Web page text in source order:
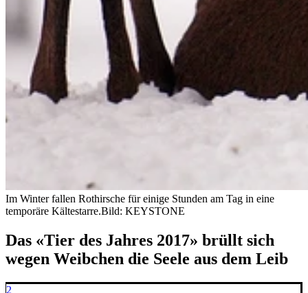
Im Winter fallen Rothirsche für einige Stunden am Tag in eine
temporäre Kältestarre.Bild: KEYSTONE
Das «Tier des Jahres 2017» brüllt sich
wegen Weibchen die Seele aus dem Leib
2